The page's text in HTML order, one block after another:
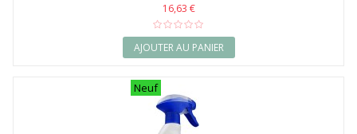
16,63 €
AJOUTER AU PANIER
Neuf